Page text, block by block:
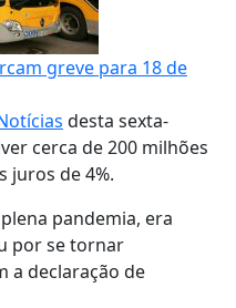
greve para 18 de
desta sexta-
cerca de 200 milhões
juros de 4%.
pandemia, era
por se tornar
a declaração de